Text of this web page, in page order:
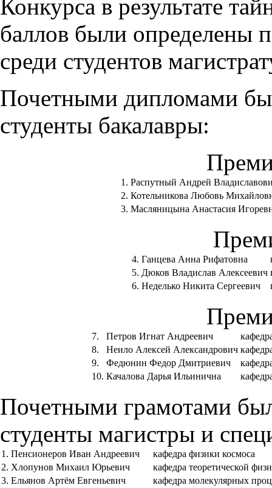
Конкурса в результате
баллов были определены
среди студентов
Почетными дипломами
студенты бакалавры:
1. Распутный Андрей
2. Котельникова Любовь
3. Масляницына Анастасия
4. Ганцева Анна Рифатовна
5. Дюков Владислав Алексеевич
6. Неделько Никита Сергеевич
7. Петров Игнат Андреевич
8.
Неило Алексей Александрович
9.
Федюнин Федор Дмитриевич
10. Качалова Дарья Ильинична
Почетными грамотами
студенты магистры и
1. Пенсионеров Иван Андреевич
кафедра физики космоса
2. Хлопунов Михаил Юрьевич
кафедра теоретической
3. Ельянов Артём Евгеньевич кафедра молекулярных